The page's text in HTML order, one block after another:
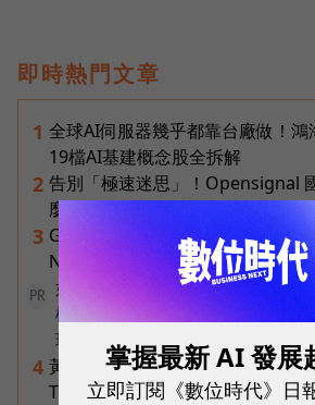
即時熱門文章
1 全球AI伺服器幾乎都靠台廠做！
19檔AI基建概念股全拆解
2 告別「極速迷思」！Opensignal
麼才是 5G 時代的好網路？
3 Gemini完整教學地圖！37篇實測
Notebooks、Spark、提示詞架構
PR
如何打造營運不中斷的資料平台
構 AI Ready 資料平台 ✨ 搶先預
球巡迴論壇台北首場》
4 黃仁勳再喊下一波AI浪潮是機器人
Thor台鏈名單曝光，這些可望成
掌握最新 AI 發展
立即訂閱《數位時代》日